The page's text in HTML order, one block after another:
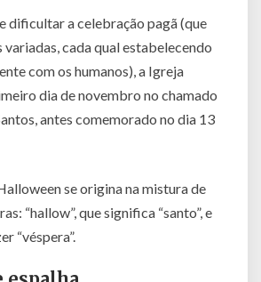
dificultar a celebração pagã (que
cada qual estabelecendo
com os humanos), a Igreja
dia de novembro no chamado
antes comemorado no dia 13
se origina na mistura de
“hallow”, que significa “santo”, e
“véspera”.